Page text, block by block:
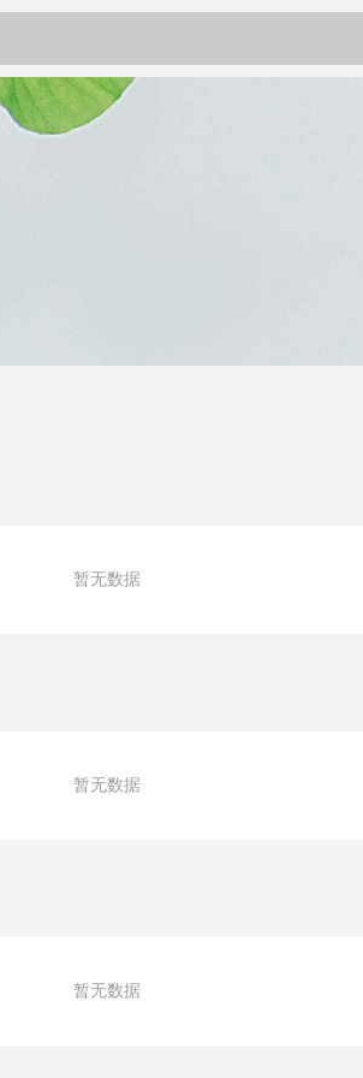
暂无数据
暂无数据
暂无数据